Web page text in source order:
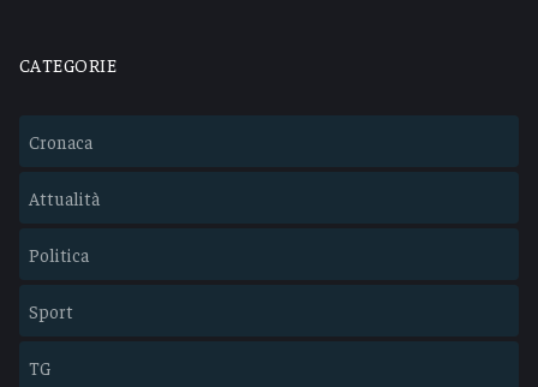
CATEGORIE
Cronaca
Attualità
Politica
Sport
TG